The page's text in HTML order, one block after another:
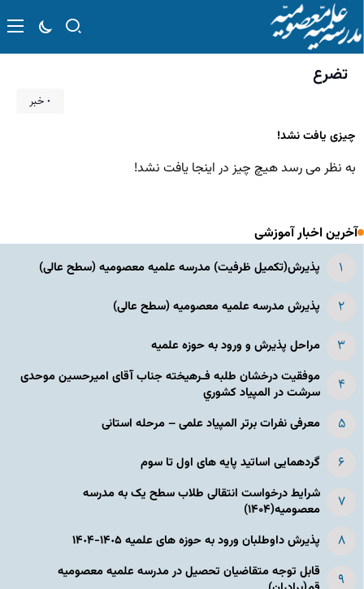
تضرع
۰ خبر
چیزی یافت نشد!
به نظر می رسد هیچ چیز در اینجا یافت نشد!
آخرین اخبار آموزشی
پذیرش(تکمیل ظرفیت) مدرسه علمیه معصومیه‌ (سطح عالی)
پذیرش مدرسه علمیه معصومیه‌ (سطح عالی)
مراحل پذیرش و ورود به حوزه علمیه
موفقیت درخشان طلبه فـرهیخته جناب آقای امیرحسین موحدی
سرشت در المپياد كشوري
معرفی نفرات برتر المپیاد علمی – مرحله استانی
گردهمایی اساتید پایه های اول تا سوم
شرایط درخواست انتقالی طلاب سطح یک به مدرسه
معصومیه(۱۴۰۴)
پذیرش داوطلبان ورود به حوزه های علمیه ١۴٠۵-١۴٠۴
قابل توجه متقاضیان تحصیل در مدرسه علمیه معصومیه